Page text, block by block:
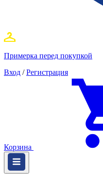
Примерка перед покупкой
Вход / Регистрация
Корзина